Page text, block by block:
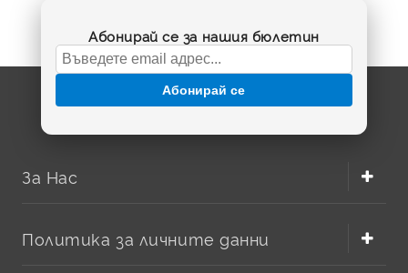
Абонирай се за нашия бюлетин
Абонирай се
За Нас
Политика за личните данни